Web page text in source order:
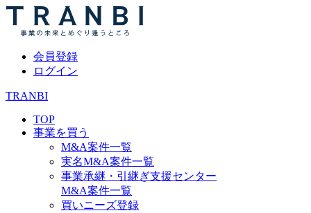
会員登録
ログイン
TRANBI
TOP
事業を買う
M&A案件一覧
実名M&A案件一覧
事業承継・引継ぎ支援センター
M&A案件一覧
買いニーズ登録